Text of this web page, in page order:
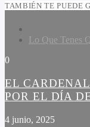
TAMBIÉN TE PUEDE
Lo Que Tenes
0
EL
POR EL DÍA
4 junio, 2025